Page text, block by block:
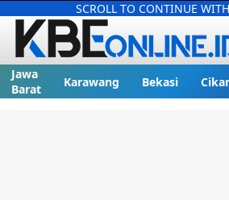
SCROLL TO CONTINUE
Jawa
Barat
Karawang Bekasi